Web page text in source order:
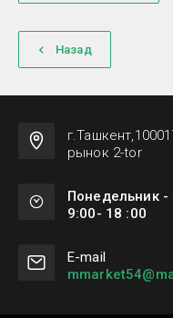
Назад
рынок 2-tor
Понедельник -
9:00- 18 :00
Е-mail